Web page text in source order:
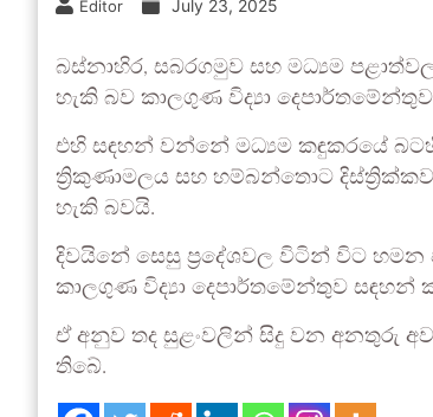
Editor July 23, 2025
බස්නාහිර, සබරගමුව සහ මධ්‍යම
හැකි බව කාලගුණ විද්‍යා
එහි සඳහන් වන්නේ මධ්‍යම කඳුකරයේ
ත්‍රිකුණාමලය සහ හම්බන්තොට
හැකි බවයි.
දිවයිනේ සෙසු ප්‍රදේශවල විටින් විට හමන
කාලගුණ විද්‍යා දෙපාර්තමේන්තුව සඳහන්
ඒ අනුව තද සුළංවලින් සිදු වන අනතුරු
තිබේ.